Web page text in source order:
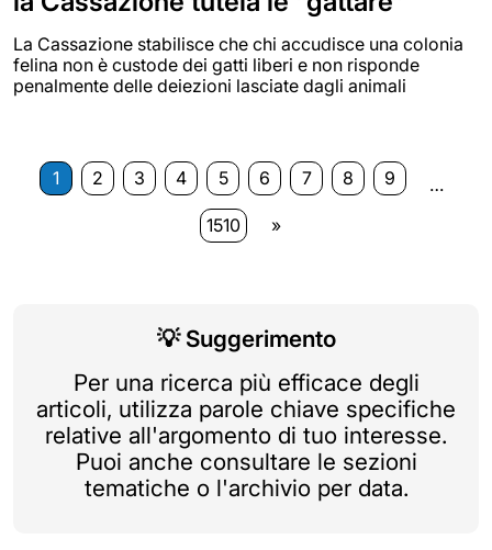
La Cassazione stabilisce che chi accudisce una colonia
felina non è custode dei gatti liberi e non risponde
penalmente delle deiezioni lasciate dagli animali
1 2 3 4 5 6 7 8 9
…
1510
»
💡 Suggerimento
Per una ricerca più efficace degli
articoli, utilizza parole chiave specifiche
relative all'argomento di tuo interesse.
Puoi anche consultare le sezioni
tematiche o l'archivio per data.